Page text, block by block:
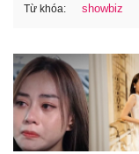
Từ khóa: showbiz